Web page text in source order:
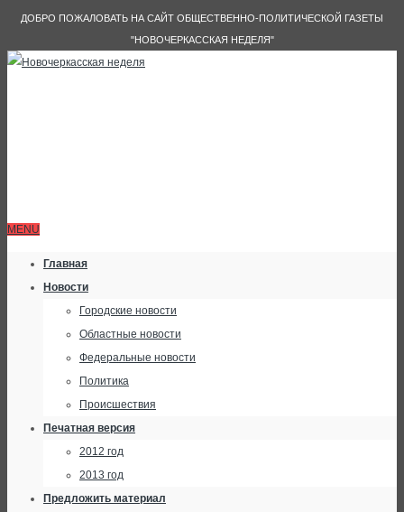
ДОБРО ПОЖАЛОВАТЬ НА САЙТ ОБЩЕСТВЕННО-ПОЛИТИЧЕСКОЙ ГАЗЕТЫ
"НОВОЧЕРКАССКАЯ НЕДЕЛЯ"
MENU
Главная
Новости
Городские новости
Областные новости
Федеральные новости
Политика
Происшествия
Печатная версия
2012 год
2013 год
Предложить материал